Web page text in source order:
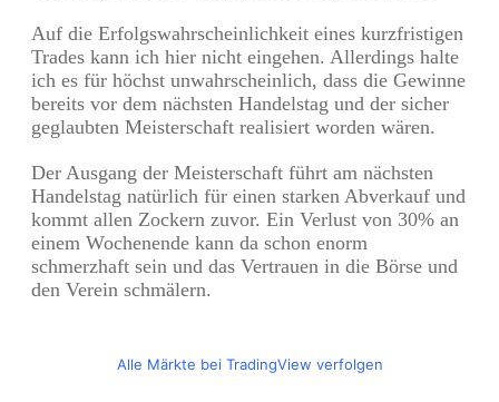
Auf die Erfolgswahrscheinlichkeit eines kurzfristigen
Trades kann ich hier nicht eingehen. Allerdings halte
ich es für höchst unwahrscheinlich, dass die Gewinne
bereits vor dem nächsten Handelstag und der sicher
geglaubten Meisterschaft realisiert worden wären.
Der Ausgang der Meisterschaft führt am nächsten
Handelstag natürlich für einen starken Abverkauf und
kommt allen Zockern zuvor. Ein Verlust von 30% an
einem Wochenende kann da schon enorm
schmerzhaft sein und das Vertrauen in die Börse und
den Verein schmälern.
Alle Märkte bei TradingView verfolgen